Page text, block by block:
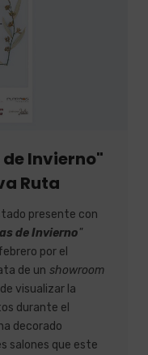
Invierno"
Ruta
presente con
de Invierno"
por el
de un showroom
visualizar la
durante el
decorado
salones que este